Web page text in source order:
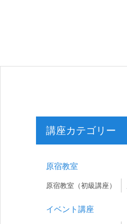
講座カテゴリー
原宿教室
原宿教室（初級講座）
イベント講座